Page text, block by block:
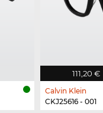
111,20 €
Calvin Klein
CKJ25616 - 001